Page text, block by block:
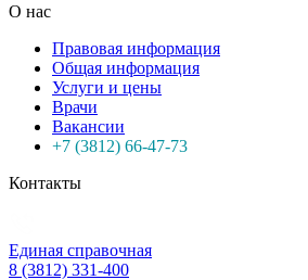
О нас
Правовая информация
Общая информация
Услуги и цены
Врачи
Вакансии
+7 (3812) 66-47-73
Контакты
Единая справочная
8 (3812) 331-400